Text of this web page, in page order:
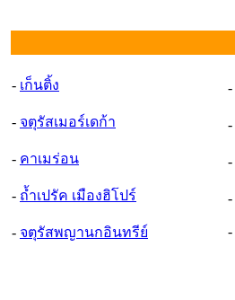
- เก็นติ้ง
- จตุรัสเมอร์เดก้า
- คาเมร่อน
- ถ้ำเปรัค เมืองฮิโปร์
- จตุรัสพญานกอินทรีย์
-
-
-
-
-